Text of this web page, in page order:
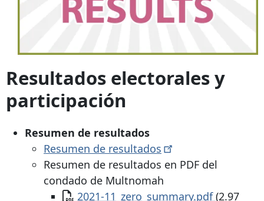
Resultados electorales y
participación
Resumen de resultados
Resumen de resultados
Resumen de resultados en PDF del
condado de Multnomah
Documento
2021-11_zero_summary.pdf(2.97